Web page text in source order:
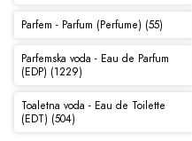
Parfem - Parfum (Perfume) (55)
Parfemska voda - Eau de Parfum
(EDP) (1229)
Toaletna voda - Eau de Toilette
(EDT) (504)